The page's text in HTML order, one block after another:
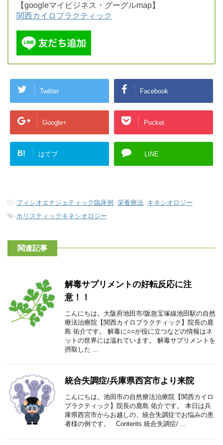
【googleマイビジネス・グーグルmap】
関西カイロプラクティック
Twitter Facebook
Google+ Pocket
B! はてブ LINE
-フィシオエナジェティック臨床例 , 栄養療法, キネシオロジー
-ホリスティックキネシオロジー
関連記事
解毒サプリメントの好転反応に注
意！！
こんにちは。大阪府池田市/阪急宝塚線池田駅の自然
療法治療院【関西カイロプラクティック】院長の鹿
島 佑介です。 解毒に○○が役に立つなどの情報はネ
ットの世界には溢れています。 解毒サプリメントを
摂取した ...
統合失調症/兵庫県西宮市より来院
こんにちは。池田市の自然療法治療院【関西カイロ
プラクティック】院長の鹿島 佑介です。 本日は兵
庫県西宮市からお越しの、統合失調症でお悩みの患
者様の例です。 Contents 統合失調症/ ...